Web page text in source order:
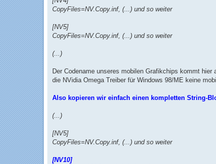
CopyFiles=NV.Copy.inf, (...) und so weiter
[NV5]
CopyFiles=NV.Copy.inf, (...) und so weiter
(...)
Der Codename unseres mobilen Grafikchips kommt hier
die NVidia Omega Treiber für Windows 98/ME keine
Also kopieren wir einfach einen kompletten String-
(...)
[NV5]
CopyFiles=NV.Copy.inf, (...) und so weiter
[NV10]